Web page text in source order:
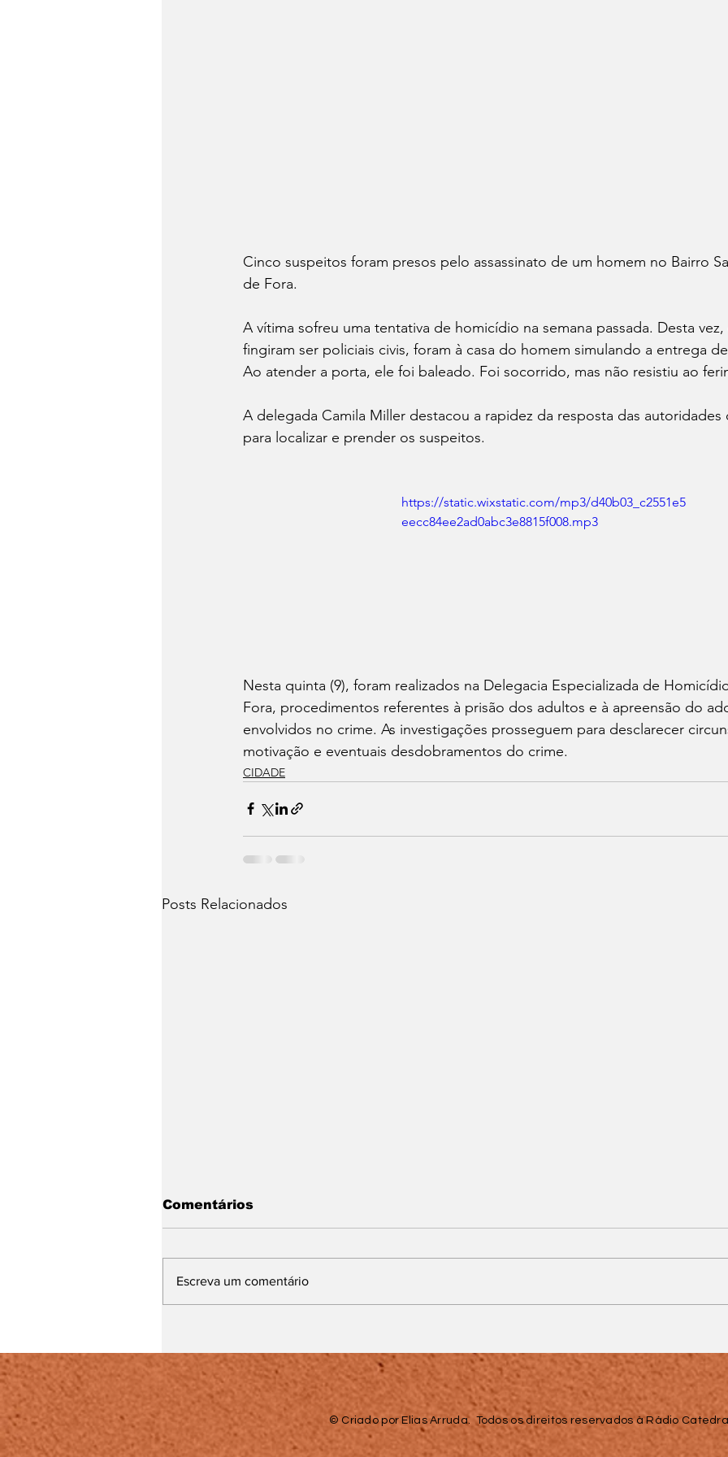
Cinco suspeitos foram presos pelo assassinato de um homem no Bairro
de Fora.
A vítima sofreu uma tentativa de homicídio na semana passada. Desta
fingiram ser policiais civis, foram à casa do homem simulando a entrega
Ao atender a porta, ele foi baleado. Foi socorrido, mas não resistiu ao
A delegada Camila Miller destacou a rapidez da resposta das autoridades
para localizar e prender os suspeitos.
https://static.wixstatic.com/mp3/d40b03_c2551e5
eecc84ee2ad0abc3e8815f008.mp3
Nesta quinta (9), foram realizados na Delegacia Especializada de
Fora, procedimentos referentes à prisão dos adultos e à apreensão do
envolvidos no crime. As investigações prosseguem para desclarecer
motivação e eventuais desdobramentos do crime.
CIDADE
Posts Relacionados
correta do grupo de
vagas e documentação
para matrícula
de fraude eletrônica
que causou prejuízo de
mais de R$ 7 milhões
em Juiz de Fora
Comentários
Escreva um comentário
© Criado por Elias Arruda. Todos os direitos reservados à Rádio